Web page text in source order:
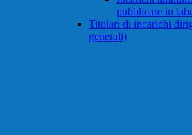
pubblicare in
Titolari di incarichi
generali)